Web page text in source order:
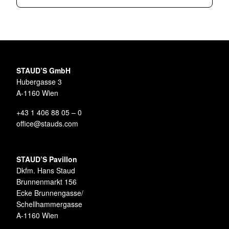
STAUD’S GmbH
Hubergasse 3
A-1160 Wien
+43 1 406 88 05 – 0
office@stauds.com
STAUD’S Pavillon
Dkfm. Hans Staud
Brunnenmarkt 156
Ecke Brunnengasse/
Schellhammergasse
A-1160 Wien